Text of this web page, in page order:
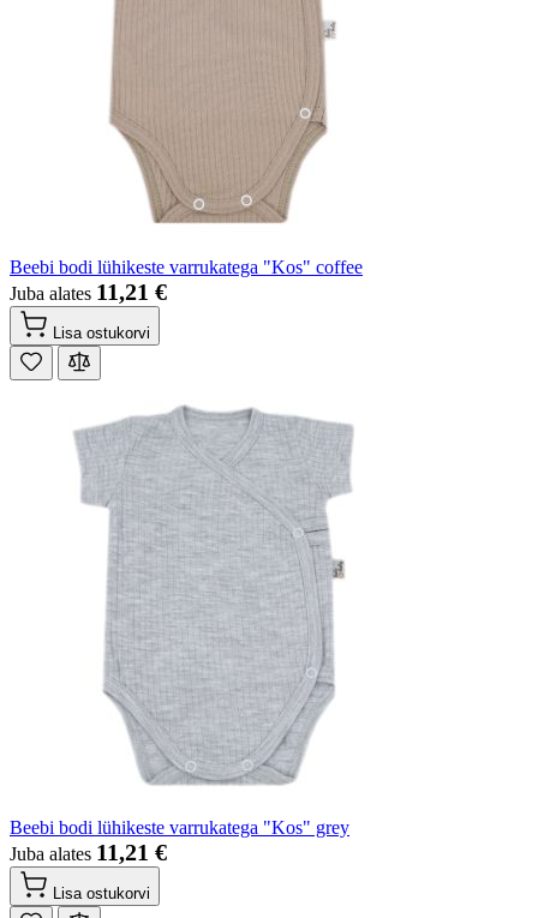
Beebi bodi lühikeste varrukatega "Kos" coffee
Juba alates 11,21 €
Lisa ostukorvi
Beebi bodi lühikeste varrukatega "Kos" grey
Juba alates 11,21 €
Lisa ostukorvi